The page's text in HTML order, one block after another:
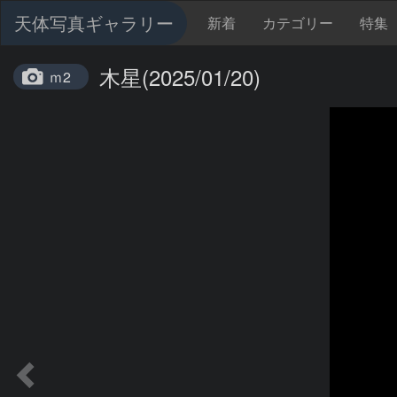
天体写真ギャラリー 新着 カテゴリー 特集
ｍ2 木星(2025/01/20)